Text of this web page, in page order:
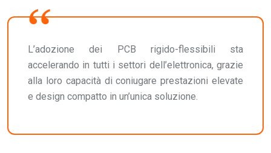
L’adozione dei PCB rigido-flessibili sta
accelerando in tutti i settori dell’elettronica, grazie
alla loro capacità di coniugare prestazioni elevate
e design compatto in un’unica soluzione.